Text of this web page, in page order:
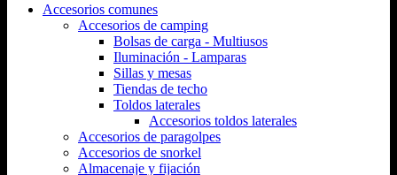
Accesorios comunes
Accesorios de camping
Bolsas de carga - Multiusos
Iluminación - Lamparas
Sillas y mesas
Tiendas de techo
Toldos laterales
Accesorios toldos laterales
Accesorios de paragolpes
Accesorios de snorkel
Almacenaje y fijación